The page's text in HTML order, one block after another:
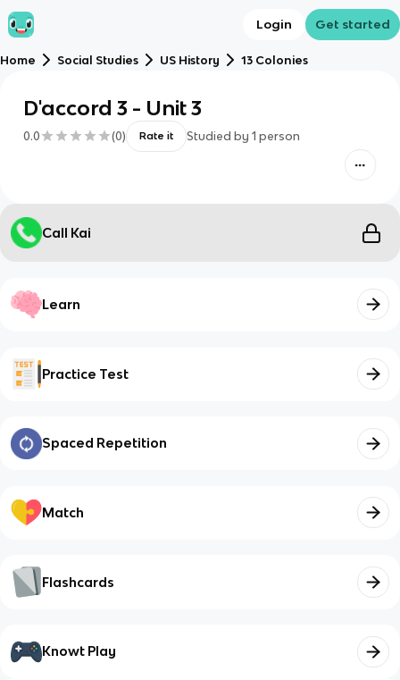
Login Get started
Home Social Studies US History 13 Colonies
D'accord 3 - Unit 3
0.0 (0) Rate it Studied by 1 person
Call Kai
Learn
Practice Test
Spaced Repetition
Match
Flashcards
Knowt Play